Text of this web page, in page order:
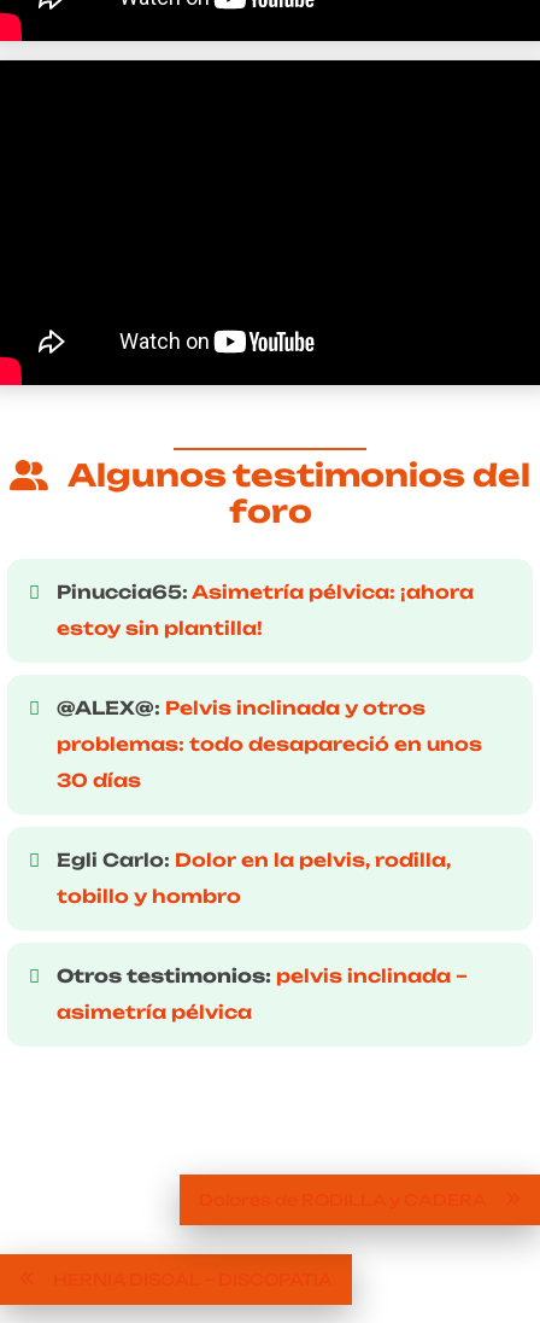
Algunos testimonios del
foro
Pinuccia65:Asimetría pélvica: ¡ahora
estoy sin plantilla!
@ALEX@: Pelvis inclinada y otros
problemas: todo desapareció en unos
30 días
Egli Carlo: Dolor en la pelvis, rodilla,
tobillo y hombro
Otros testimonios: pelvis inclinada –
asimetría pélvica